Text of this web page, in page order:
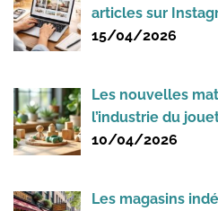
articles sur
15/04/2026
Les nouvelles
l’industrie du
10/04/2026
Les magasins